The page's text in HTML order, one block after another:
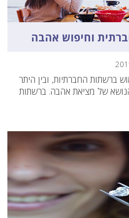
וחיפוש אהבה
ברשתות החברתיות, ובין היתר
של מציאת אהבה. ברשתות